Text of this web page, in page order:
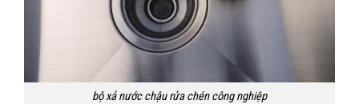
bộ xả nước chậu rửa chén công nghiệp